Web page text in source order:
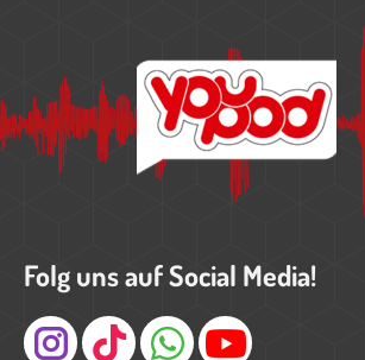
Folg uns auf Social Media!